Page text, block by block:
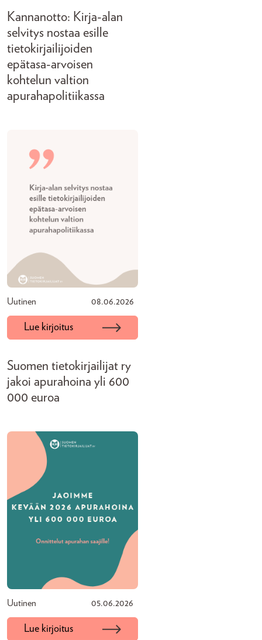
Kannanotto: Kirja-alan
selvitys nostaa esille
tietokirjailijoiden
epätasa-arvoisen
kohtelun valtion
apurahapolitiikassa
Uutinen 08.06.2026
Lue kirjoitus
Suomen tietokirjailijat ry
jakoi apurahoina yli 600
000 euroa
Uutinen 05.06.2026
Lue kirjoitus